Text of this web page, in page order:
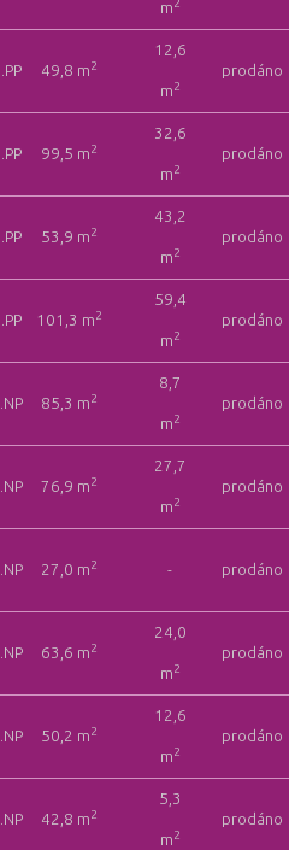
m2
49,8 m2
12,6
m2
prodáno
99,5 m2
32,6
m2
prodáno
53,9 m2
43,2
m2
prodáno
101,3 m2
59,4
m2
prodáno
85,3 m2
8,7
m2
prodáno
76,9 m2
27,7
m2
prodáno
27,0 m2 - prodáno
63,6 m2
24,0
m2
prodáno
50,2 m2
12,6
m2
prodáno
42,8 m2
5,3
m2
prodáno